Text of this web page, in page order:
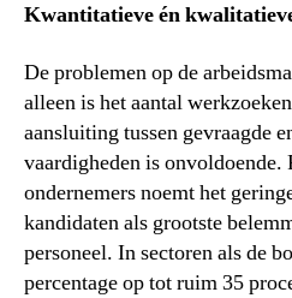
Kwantitatieve én
De problemen op de
alleen is het aantal
aansluiting tussen gevraagde
vaardigheden is onvoldoende.
ondernemers noemt het
kandidaten als grootste
personeel. In sectoren als de
percentage op tot ruim 35